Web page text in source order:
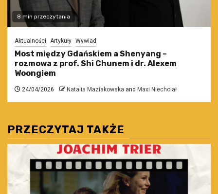
8 min przeczytania
Aktualności Artykuły Wywiad
Most między Gdańskiem a Shenyang –
rozmowa z prof. Shi Chunem i dr. Alexem
Woongiem
24/04/2026 Natalia Maziakowska and Maxi Niechciał
PRZECZYTAJ TAKŻE